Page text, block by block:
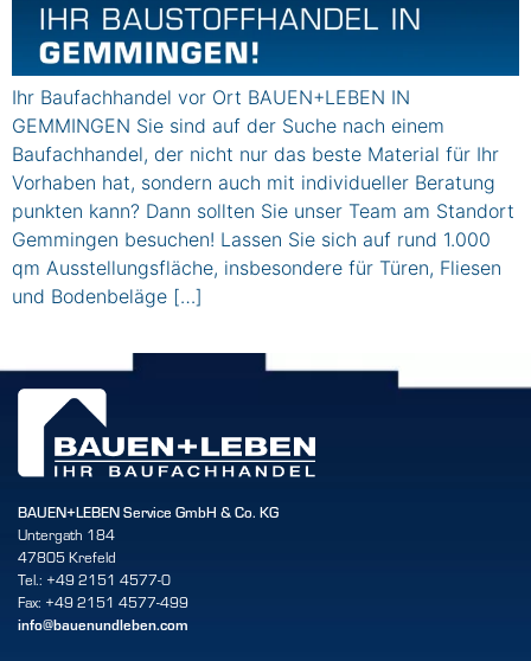
Ihr Baufachhandel vor Ort BAUEN+LEBEN IN
GEMMINGEN Sie sind auf der Suche nach einem
Baufachhandel, der nicht nur das beste Material für Ihr
Vorhaben hat, sondern auch mit individueller Beratung
punkten kann? Dann sollten Sie unser Team am Standort
Gemmingen besuchen! Lassen Sie sich auf rund 1.000
qm Ausstellungsfläche, insbesondere für Türen, Fliesen
und Bodenbeläge […]
BAUEN+LEBEN Service GmbH & Co. KG
Untergath 184
47805 Krefeld
Tel.: +49 2151 4577-0
Fax: +49 2151 4577-499
info@bauenundleben.com